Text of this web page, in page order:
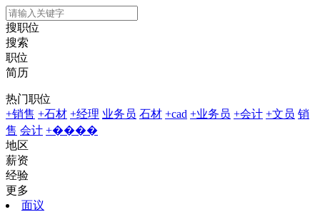
搜职位
搜索
职位
简历
热门职位
+销售 +石材 +经理 业务员 石材 +cad +业务员 +会计 +文员 销
售 会计 +����
地区
薪资
经验
更多
面议